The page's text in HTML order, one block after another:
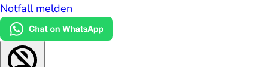
Notfall melden